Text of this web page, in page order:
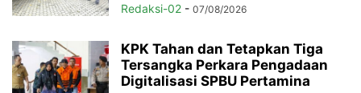
Redaksi-02 - 07/08/2026
KPK Tahan dan Tetapkan Tiga
Tersangka Perkara Pengadaan
Digitalisasi SPBU Pertamina